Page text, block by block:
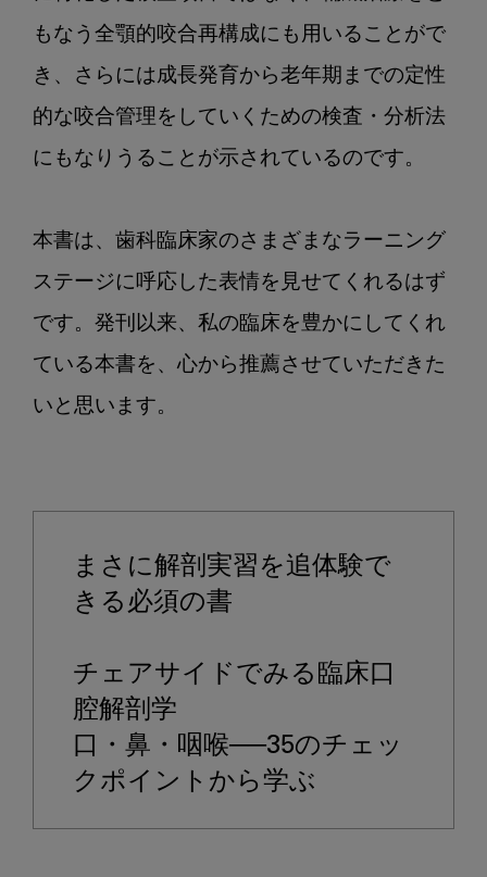
もなう全顎的咬合再構成にも用いることがで
き、さらには成長発育から老年期までの定性
的な咬合管理をしていくための検査・分析法
にもなりうることが示されているのです。
本書は、歯科臨床家のさまざまなラーニング
ステージに呼応した表情を見せてくれるはず
です。発刊以来、私の臨床を豊かにしてくれ
ている本書を、心から推薦させていただきた
いと思います。
まさに解剖実習を追体験で
きる必須の書
チェアサイドでみる臨床口
腔解剖学
口・鼻・咽喉──35のチェッ
クポイントから学ぶ